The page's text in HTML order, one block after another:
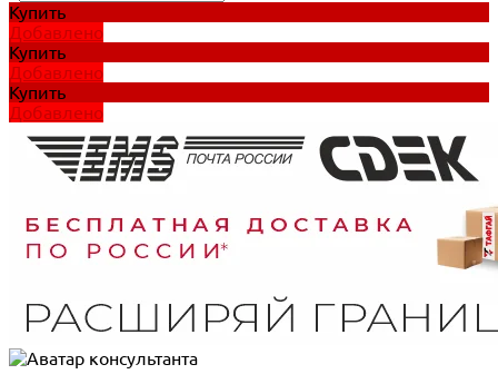
Купить
Добавлено
Купить
Добавлено
Купить
Добавлено